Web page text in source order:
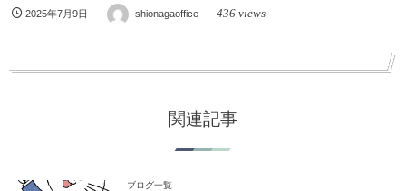
2025年7月9日 shionagaoffice 436 views
関連記事
ブログ一覧